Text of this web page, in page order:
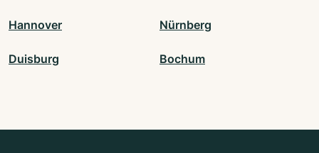
Hannover Nürnberg
Duisburg Bochum